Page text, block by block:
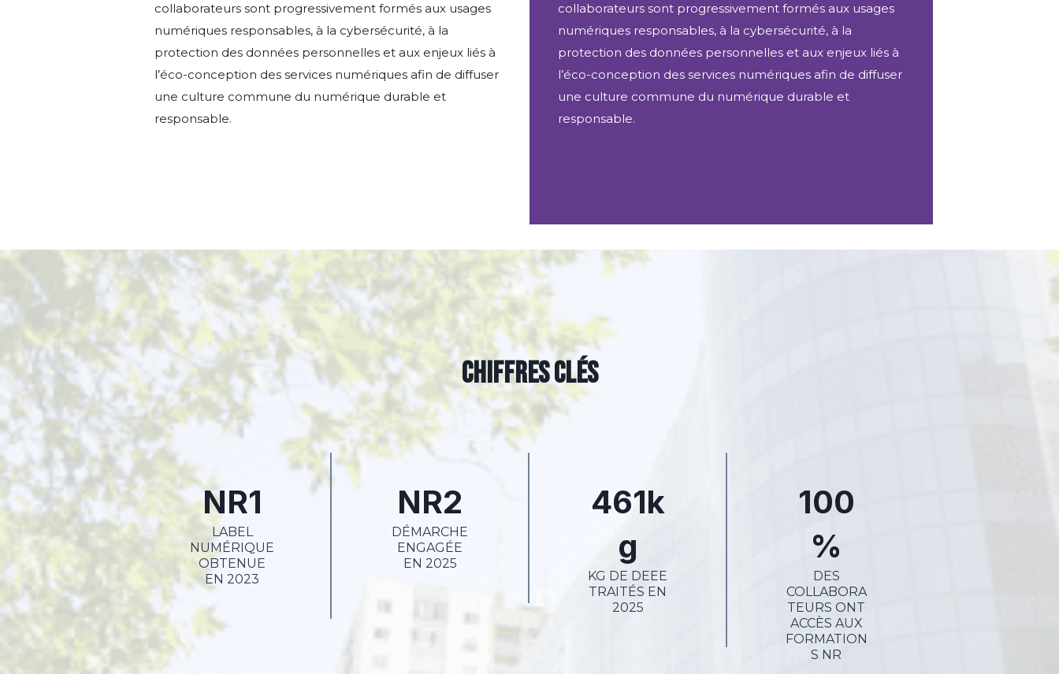
collaborateurs sont progressivement formés aux usages
numériques responsables, à la cybersécurité, à la
protection des données personnelles et aux enjeux liés à
l’éco-conception des services numériques afin de diffuser
une culture commune du numérique durable et
responsable.
collaborateurs sont progressivement formés aux usages
numériques responsables, à la cybersécurité, à la
protection des données personnelles et aux enjeux liés à
l’éco-conception des services numériques afin de diffuser
une culture commune du numérique durable et
responsable.
Chiffres clés
NR1
LABEL
NUMÉRIQUE
OBTENUE
EN 2023
NR2
DÉMARCHE
ENGAGÉE
EN 2025
461k
g
KG DE DEEE
TRAITÉS EN
2025
100
%
DES
COLLABORA
TEURS ONT
ACCÈS AUX
FORMATION
S NR